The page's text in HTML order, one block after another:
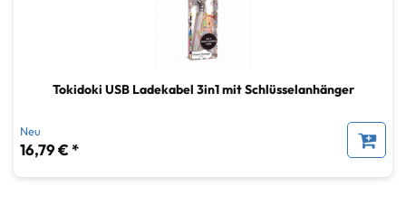
Tokidoki USB Ladekabel 3in1 mit Schlüsselanhänger
Neu
16,79 € *